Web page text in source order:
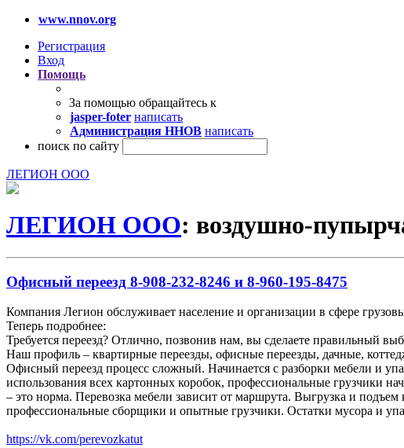
www.nnov.org
Регистрация
Вход
Помощь
За помощью обращайтесь к
jasper-foter написать
Администрация ННОВ написать
поиск по сайту
ЛЕГИОН ООО
ЛЕГИОН ООО: воздушно-
Офисный переезд 8-908-232-8246 и 8-960-195-8475
Компания Легион обслуживает население и организации в сфере
Теперь подробнее:
Требуется переезд? Отлично, позвонив нам, вы сделаете правильный
Наш профиль – квартирные переезды, офисные переезды, дачные,
Офисный переезд процесс сложный. Начинается с разборки мебели и
использования всех картонных коробок, профессиональные грузчики
– это норма. Перевозка мебели зависит от маршрута. Выгрузка и
профессиональные сборщики и опытные грузчики. Остатки мусора и
https://vk.com/perevozkatut